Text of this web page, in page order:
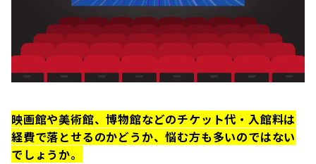
映画館や美術館、博物館などのチケット代・入館料は
経費で落とせるのかどうか、悩む方も多いのではない
でしょうか。